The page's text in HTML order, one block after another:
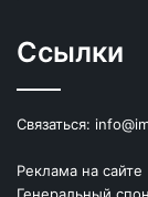
Ссылки
Связаться:
Реклама на сайте